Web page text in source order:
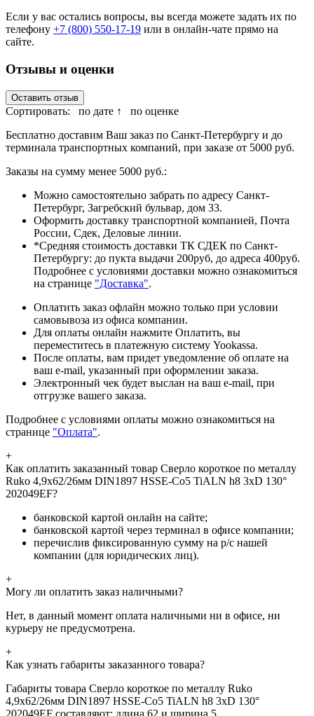
Если у вас остались вопросы, вы всегда можете задать их по
телефону +7 (800) 550-17-19 или в онлайн-чате прямо на
сайте.
Отзывы и оценки
Оставить отзыв
Сортировать: по дате ↑
по оценке
Бесплатно доставим Ваш заказ по Санкт-Петербургу и до
терминала транспортных компаний, при заказе от 5000 руб.
Заказы на сумму менее 5000 руб.:
Можно самостоятельно забрать по адресу Санкт-
Петербург, Загребский бульвар, дом 33.
Оформить доставку транспортной компанией, Почта
России, Сдек, Деловые линии.
*Средняя стоимость доставки ТК СДЕК по Санкт-
Петербургу: до пукта выдачи 200руб, до адреса 400руб.
Подробнее с условиями доставки можно ознакомиться
на странице "Доставка".
Оплатить заказ офлайн можно только при условии
самовывоза из офиса компании.
Для оплаты онлайн нажмите Оплатить, вы
переместитесь в платежную систему Yookassa.
После оплаты, вам придет уведомление об оплате на
ваш e-mail, указанный при оформлении заказа.
Электронный чек будет выслан на ваш e-mail, при
отгрузке вашего заказа.
Подробнее с условиями оплаты можно ознакомиться на
странице "Оплата".
+
Как оплатить заказанный товар Сверло короткое по металлу
Ruko 4,9x62/26мм DIN1897 HSSE-Co5 TiALN h8 3xD 130°
202049EF?
банковской картой онлайн на сайте;
банковской картой через терминал в офисе компании;
перечислив фиксированную сумму на р/с нашей
компании (для юридических лиц).
+
Могу ли оплатить заказ наличными?
Нет, в данный момент оплата наличными ни в офисе, ни
курьеру не предусмотрена.
+
Как узнать габариты заказанного товара?
Габариты товара Сверло короткое по металлу Ruko
4,9x62/26мм DIN1897 HSSE-Co5 TiALN h8 3xD 130°
202049EF составляют: длина 62 и ширина 5